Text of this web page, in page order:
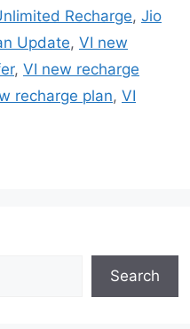
Recharge, Jio
Update, VI new
, VI new recharge
recharge plan, VI
Search